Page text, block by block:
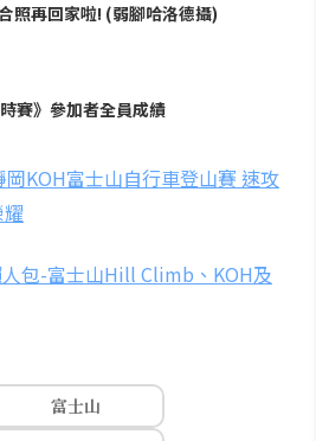
照再回家啦! (弱腳哈洛德攝)
賽》參加者全員成績
岡KOH富士山自行車登山賽 速攻
包-富士山Hill Climb、KOH及
富士山